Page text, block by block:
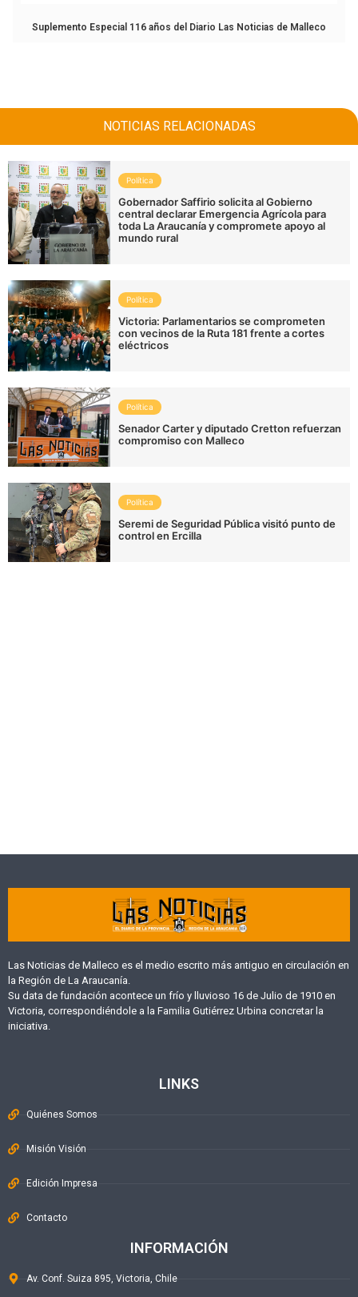
Suplemento Especial 116 años del Diario Las Noticias de Malleco
NOTICIAS RELACIONADAS
Política
Gobernador Saffirio solicita al Gobierno
central declarar Emergencia Agrícola para
toda La Araucanía y compromete apoyo al
mundo rural
Política
Victoria: Parlamentarios se comprometen
con vecinos de la Ruta 181 frente a cortes
eléctricos
Política
Senador Carter y diputado Cretton refuerzan
compromiso con Malleco
Política
Seremi de Seguridad Pública visitó punto de
control en Ercilla
Las Noticias de Malleco es el medio escrito más antiguo en circulación en
la Región de La Araucanía.
Su data de fundación acontece un frío y lluvioso 16 de Julio de 1910 en
Victoria, correspondiéndole a la Familia Gutiérrez Urbina concretar la
iniciativa.
LINKS
Quiénes Somos
Misión Visión
Edición Impresa
Contacto
INFORMACIÓN
Av. Conf. Suiza 895, Victoria, Chile